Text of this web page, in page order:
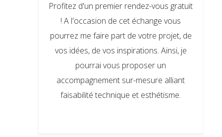
Profitez d'un premier rendez-vous gratuit
! A l'occasion de cet échange vous
pourrez me faire part de votre projet, de
vos idées, de vos inspirations. Ainsi, je
pourrai vous proposer un
accompagnement sur-mesure alliant
faisabilité technique et esthétisme.